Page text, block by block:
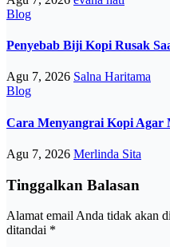
Blog
Penyebab Biji Kopi Rusak
Agu 7, 2026 Salna Haritama
Blog
Cara Menyangrai Kopi Agar
Agu 7, 2026 Merlinda Sita
Tinggalkan Balasan
Alamat email Anda tidak akan
ditandai *